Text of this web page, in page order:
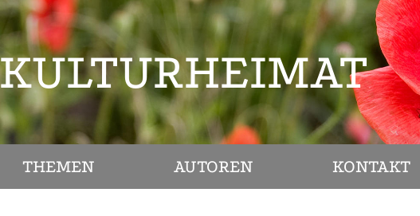
KULTURHEIMAT
THEMEN AUTOREN KONTAKT